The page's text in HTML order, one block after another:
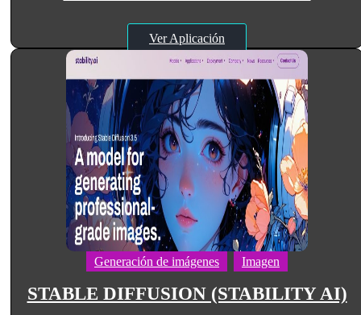
Ver Aplicación
Generación de imágenes Imagen
STABLE DIFFUSION (STABILITY AI)